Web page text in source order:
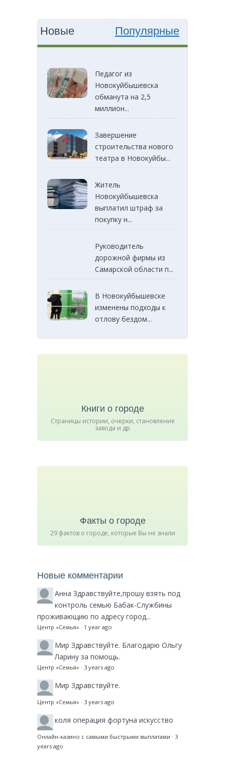
Новые Популярные
Педагог из
Новокуйбышевска
обманута на 2,5
миллион...
Завершение
строительства нового
театра в Новокуйбы...
Житель
Новокуйбышевска
выплатил штраф за
покупку н...
Руководитель
дорожной фирмы из
Самарской области п...
В Новокуйбышевске
изменены подходы к
отлову бездом...
Книги о городе
Страницы истории, очерки, становление
завода и др
Факты о городе
29 фактов о городе, которые Вы не знали
Новые комментарии
Анна Здравствуйте,прошу взять под
контроль семью Бабак-Службины
проживающию по адресу город...
Центр «Семья» · 1 year ago
Мир Здравствуйте. Благодарю Ольгу
Ларину за помощь.
Центр «Семья» · 3 years ago
Мир Здравствуйте.
Центр «Семья» · 3 years ago
коля операция фортуна искусство
Онлайн-казино с самыми быстрыми выплатами · 3
years ago